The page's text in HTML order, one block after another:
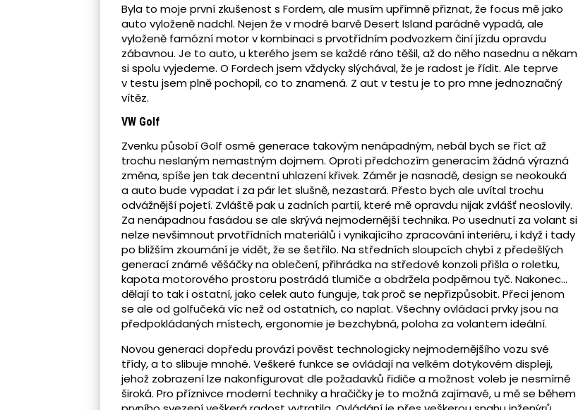
Byla to moje první zkušenost s Fordem, ale musím upřímně přiznat, že focus mě jako
auto vyloženě nadchl. Nejen že v modré barvě Desert Island parádně vypadá, ale
vyloženě famózní motor v kombinaci s prvotřídním podvozkem činí jízdu opravdu
zábavnou. Je to auto, u kterého jsem se každé ráno těšil, až do něho nasednu a někam
si spolu vyjedeme. O Fordech jsem vždycky slýchával, že je radost je řídit. Ale teprve
v testu jsem plně pochopil, co to znamená. Z aut v testu je to pro mne jednoznačný
vítěz.
VW Golf
Zvenku působí Golf osmé generace takovým nenápadným, nebál bych se říct až
trochu neslaným nemastným dojmem. Oproti předchozím generacím žádná výrazná
změna, spíše jen tak decentní uhlazení křivek. Záměr je nasnadě, design se neokouká
a auto bude vypadat i za pár let slušně, nezastará. Přesto bych ale uvítal trochu
odvážnější pojetí. Zvláště pak u zadních partií, které mě opravdu nijak zvlášť neoslovily.
Za nenápadnou fasádou se ale skrývá nejmodernější technika. Po usednutí za volant si
nelze nevšimnout prvotřídních materiálů i vynikajícího zpracování interiéru, i když i tady
po bližším zkoumání je vidět, že se šetřilo. Na středních sloupcích chybí z předešlých
generací známé věšáčky na oblečení, přihrádka na středové konzoli přišla o roletku,
kapota motorového prostoru postrádá tlumiče a obdržela podpěrnou tyč. Nakonec…
dělají to tak i ostatní, jako celek auto funguje, tak proč se nepřizpůsobit. Přeci jenom
se ale od golfučeká víc než od ostatních, co naplat. Všechny ovládací prvky jsou na
předpokládaných místech, ergonomie je bezchybná, poloha za volantem ideální.
Novou generaci dopředu provází pověst technologicky nejmodernějšího vozu své
třídy, a to slibuje mnohé. Veškeré funkce se ovládají na velkém dotykovém displeji,
jehož zobrazení lze nakonfigurovat dle požadavků řidiče a možnost voleb je nesmírně
široká. Pro příznivce moderní techniky a hračičky je to možná zajímavé, u mě se během